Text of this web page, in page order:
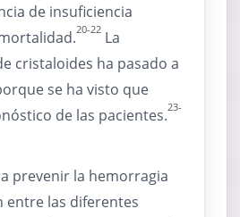
de insuficiencia
20-22 La
cristaloides ha pasado a
se ha visto que
de las pacientes.23-
prevenir la hemorragia
entre las diferentes